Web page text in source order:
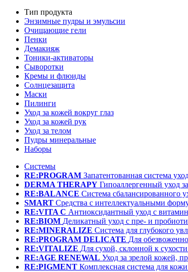
Тип продукта
Энзимные пудры и эмульсии
Очищающие гели
Пенки
Демакияж
Тоники-активаторы
Сыворотки
Кремы и флюиды
Солнцезащита
Маски
Пилинги
Уход за кожей вокруг глаз
Уход за кожей рук
Уход за телом
Пудры минеральные
Наборы
Системы
RE:PROGRAM Запатентованная система
DERMA THERAPY Гипоаллергенный уход
RE:BALANCE Система сбалансированного
SMART Средства с интеллектуальными
RE:VITA C Антиоксидантный уход с
RE:BIOM Деликатный уход с пре- и
RE:MINERALIZE Система для глубокого
RE:PROGRAM DELICATE Для
RE:VITALIZE Для сухой, склонной к
RE:AGE RENEWAL Уход за зрелой кожей,
RE:PIGMENT Комплексная система для